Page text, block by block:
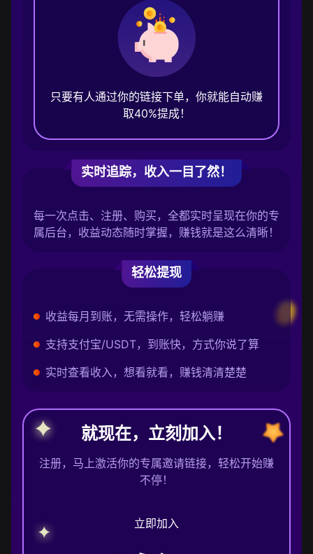
只要有人通过你的链接下单，你就能自动赚
取40%提成！
实时追踪，收入一目了然！
每一次点击、注册、购买，全都实时呈现在你的专
属后台，收益动态随时掌握，赚钱就是这么清晰！
轻松提现
收益每月到账，无需操作，轻松躺赚
支持支付宝/USDT，到账快，方式你说了算
实时查看收入，想看就看，赚钱清清楚楚
就现在，立刻加入！
注册，马上激活你的专属邀请链接，轻松开始赚
不停！
立即加入